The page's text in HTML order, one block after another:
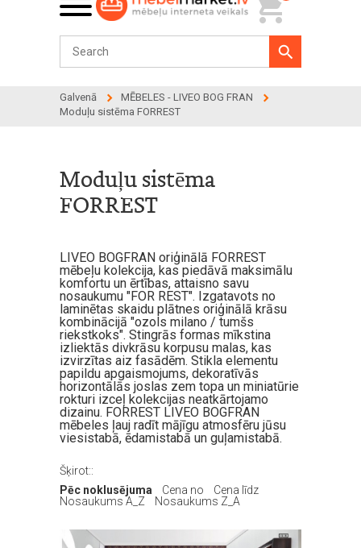
Galvenā
MĒBELES - LIVEO BOG FRAN
Moduļu sistēma FORREST
Moduļu sistēma
FORREST
LIVEO BOGFRAN oriģinālā FORREST
mēbeļu kolekcija, kas piedāvā maksimālu
komfortu un ērtības, attaisno savu
nosaukumu "FOR REST". Izgatavots no
laminētas skaidu plātnes oriģinālā krāsu
kombinācijā "ozols milano / tumšs
riekstkoks". Stingrās formas mīkstina
izliektās divkrāsu korpusu malas, kas
izvirzītas aiz fasādēm. Stikla elementu
papildu apgaismojums, dekoratīvās
horizontālās joslas zem topa un miniatūrie
rokturi izceļ kolekcijas neatkārtojamo
dizainu. FORREST LIVEO BOGFRAN
mēbeles ļauj radīt mājīgu atmosfēru jūsu
viesistabā, ēdamistabā un guļamistabā.
Šķirot::
Pēc noklusējuma
Cena no
Cena līdz
Nosaukums A_Z
Nosaukums Z_A